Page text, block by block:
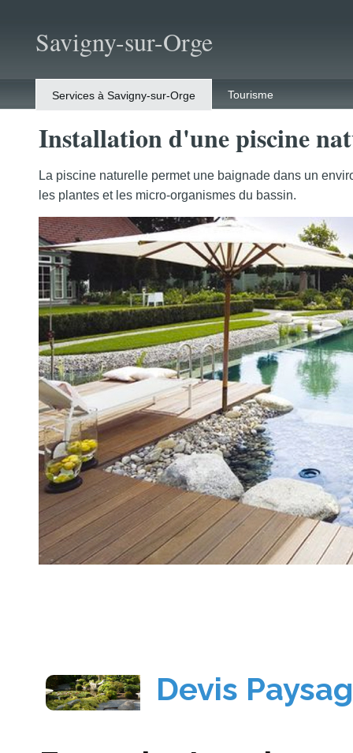
Savigny-sur-Orge
Services à Savigny-sur-Orge Tourisme
Installation d'une piscine
La piscine naturelle permet une baignade dans un
les plantes et les micro-organismes du bassin.